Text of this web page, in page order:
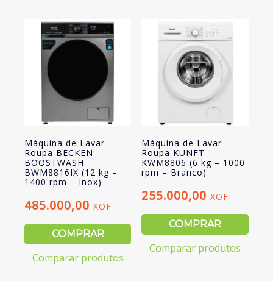
Máquina de Lavar
Roupa BECKEN
BOOSTWASH
BWM8816IX (12 kg –
1400 rpm – Inox)
485.000,00 XOF
COMPRAR
Comparar produtos
Máquina de Lavar
Roupa KUNFT
KWM8806 (6 kg – 1000
rpm – Branco)
255.000,00XOF
COMPRAR
Comparar produtos